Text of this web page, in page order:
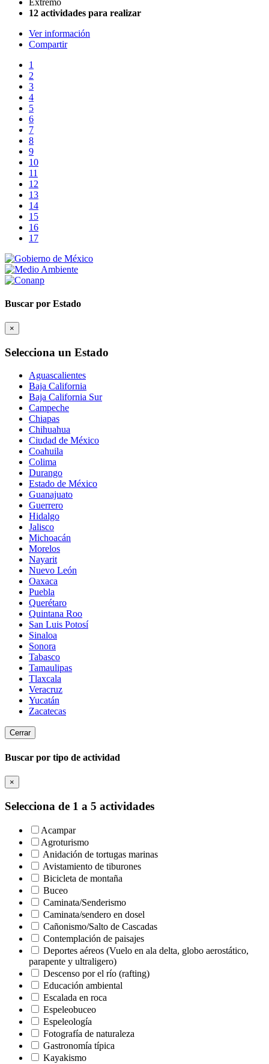
12 actividades para realizar
Ver información
Compartir
1
2
3
4
5
6
7
8
9
10
11
12
13
14
15
16
17
Buscar por Estado
×
Selecciona un Estado
Aguascalientes
Baja California
Baja California Sur
Campeche
Chiapas
Chihuahua
Ciudad de México
Coahuila
Colima
Durango
Estado de México
Guanajuato
Guerrero
Hidalgo
Jalisco
Michoacán
Morelos
Nayarit
Nuevo León
Oaxaca
Puebla
Querétaro
Quintana Roo
San Luis Potosí
Sinaloa
Sonora
Tabasco
Tamaulipas
Tlaxcala
Veracruz
Yucatán
Zacatecas
Cerrar
Buscar por tipo de actividad
×
Selecciona de 1 a 5 actividades
Acampar
Agroturismo
Anidación de tortugas marinas
Avistamiento de tiburones
Bicicleta de montaña
Buceo
Caminata/Senderismo
Caminata/sendero en dosel
Cañonismo/Salto de Cascadas
Contemplación de paisajes
Deportes aéreos (Vuelo en ala delta, globo aerostático,
parapente y ultraligero)
Descenso por el río (rafting)
Educación ambiental
Escalada en roca
Espeleobuceo
Espeleología
Fotografía de naturaleza
Gastronomía típica
Kayakismo